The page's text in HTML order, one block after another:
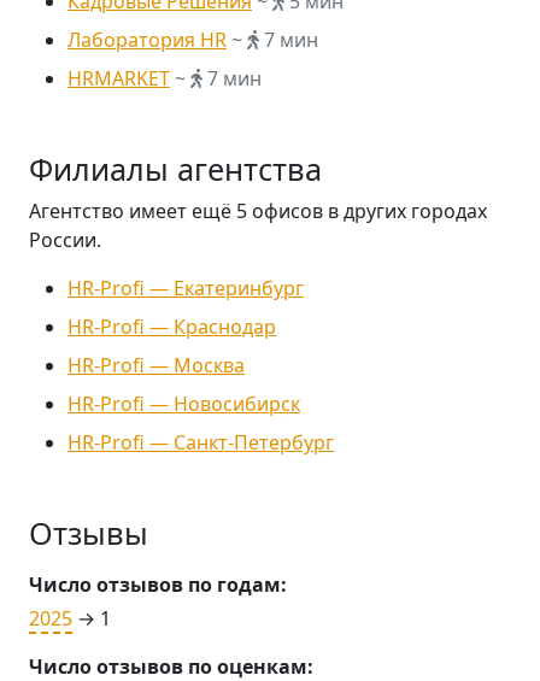
Лаборатория HR~
7 мин
HRMARKET~ 7 мин
Филиалы агентства
Агентство имеет ещё 5 офисов в других городах
России.
HR-Profi — Екатеринбург
HR-Profi — Краснодар
HR-Profi — Москва
HR-Profi — Новосибирск
HR-Profi — Санкт-Петербург
Отзывы
Число отзывов по годам:
2025 → 1
Число отзывов по оценкам: